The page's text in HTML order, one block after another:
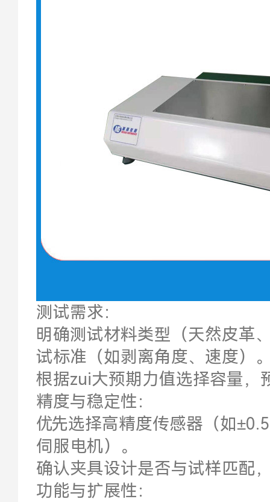
测试需求：
明确测试材料类型（天然皮革
试标准（如剥离角度、速度）
根据zui大预期力值选择容量，
精度与稳定性：
优先选择高精度传感器（如
伺服电机）。
确认夹具设计是否与试样匹配
功能与扩展性：